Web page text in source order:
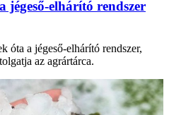
jégeső-elhárító rendszer
óta a jégeső-elhárító rendszer,
az agrártárca.